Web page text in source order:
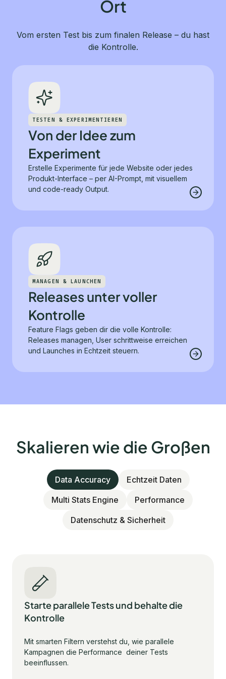
Ort
Vom ersten Test bis zum finalen Release – du hast
die Kontrolle.
TESTEN & EXPERIMENTIEREN
Von der Idee zum
Experiment
Erstelle Experimente für jede Website oder jedes
Produkt-Interface – per AI-Prompt, mit visuellem
und code-ready Output.
MANAGEN & LAUNCHEN
Releases unter voller
Kontrolle
Feature Flags geben dir die volle Kontrolle:
Releases managen, User schrittweise erreichen
und Launches in Echtzeit steuern.
Skalieren wie die Großen
Data Accuracy
Echtzeit Daten
Multi Stats Engine
Performance
Datenschutz & Sicherheit
Starte parallele Tests und behalte die
Kontrolle
Mit smarten Filtern verstehst du, wie parallele
Kampagnen die Performance deiner Tests
beeinflussen.